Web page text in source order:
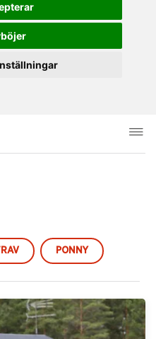
PONNY